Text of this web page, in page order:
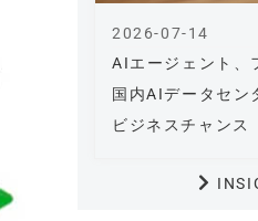
AIエージェント、
国内AIデータセン
ビジネスチャンス
2026-07-14